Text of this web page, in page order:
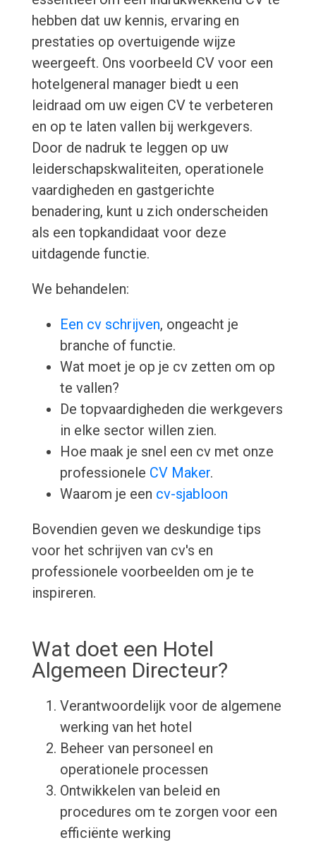
hebben dat uw kennis, ervaring en
prestaties op overtuigende wijze
weergeeft. Ons voorbeeld CV voor een
hotelgeneral manager biedt u een
leidraad om uw eigen CV te verbeteren
en op te laten vallen bij werkgevers.
Door de nadruk te leggen op uw
leiderschapskwaliteiten, operationele
vaardigheden en gastgerichte
benadering, kunt u zich onderscheiden
als een topkandidaat voor deze
uitdagende functie.
We behandelen:
Een cv schrijven, ongeacht je
branche of functie.
Wat moet je op je cv zetten om op
te vallen?
De topvaardigheden die werkgevers
in elke sector willen zien.
Hoe maak je snel een cv met onze
professionele CV Maker.
Waarom je een cv-sjabloon
Bovendien geven we deskundige tips
voor het schrijven van cv's en
professionele voorbeelden om je te
inspireren.
Wat doet een Hotel
Algemeen Directeur?
Verantwoordelijk voor de algemene
werking van het hotel
Beheer van personeel en
operationele processen
Ontwikkelen van beleid en
procedures om te zorgen voor een
efficiënte werking